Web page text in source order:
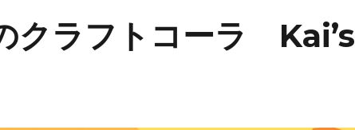
クラフトコーラ Kai’s